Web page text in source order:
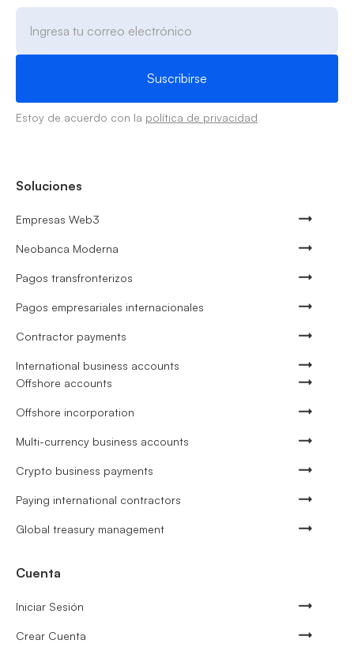
Estoy de acuerdo con la política de privacidad
Soluciones
Empresas Web3
Neobanca Moderna
Pagos transfronterizos
Pagos empresariales internacionales
Contractor payments
International business accounts
Offshore accounts
Offshore incorporation
Multi-currency business accounts
Crypto business payments
Paying international contractors
Global treasury management
Cuenta
Iniciar Sesión
Crear Cuenta